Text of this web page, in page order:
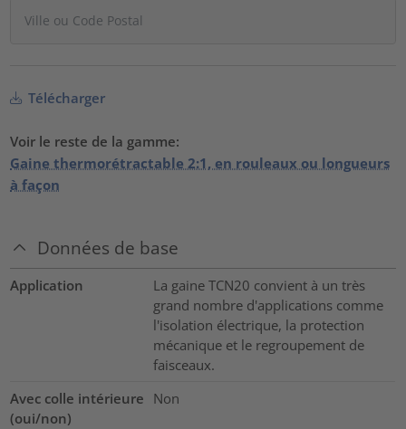
Télécharger
Voir le reste de la gamme:
Gaine thermorétractable 2:1, en rouleaux ou longueurs
à façon
Données de base
Application
La gaine TCN20 convient à un très
grand nombre d'applications comme
l'isolation électrique, la protection
mécanique et le regroupement de
faisceaux.
Avec colle intérieure
(oui/non)
Non